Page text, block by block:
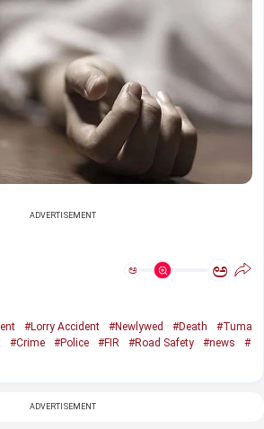
ADVERTISEMENT
ಅ ಅ
#Lorry Accident #Newlywed #Death
#Tuma
#Crime #Police #FIR #Road Safety #news
#
ADVERTISEMENT